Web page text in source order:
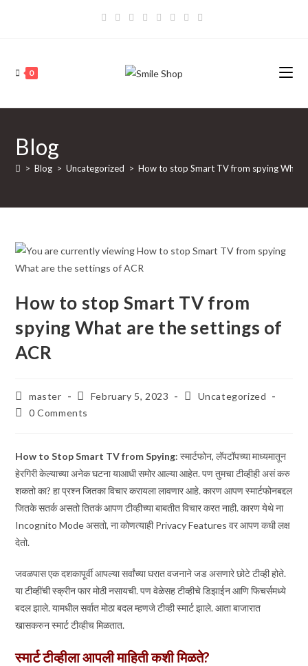
0
Blog
> Blog > Uncategorized > How to stop Smart TV from spying What
How to stop Smart TV from
spying What are the settings of
ACR
Post
author:
master
Post
published:
February 5, 2023
PostUncategorized
Post0 Comments
How to Stop Smart TV from Spying: स्मार्टफोन, लॅपटॉपच्या माध्यमातून
हेरगिरी केल्याच्या अनेक घटना याआधी समोर आल्या आहेत. पण तुमचा टीव्हीही असं करु
शकतो का? हा प्रश्न जितका विचार करायला लावणार आहे. कारण आपण स्मार्टफोनबद्दल
जितके सतर्क असतो तितकं आपण टीव्हीच्या बाबतीत विचार करत नाही. कारण येथे ना
Incognito Mode असतो, ना कोणत्याही Privacy Features वर आपण कधी लक्ष
देतो.
जवळपास एक दशकापूर्वी आपल्या सर्वांच्या घरात वजनाने जड असणारे छोटे टीव्ही होते.
या टीव्हींची स्क्रीन फार मोठी नसायची. पण वेळेसह टीव्हीचे डिझाईन आणि फिचर्समध्ये
बदल झाले. यामधील सर्वात मोठा बदल म्हणजे टीव्ही स्मार्ट झाले. आता बाजारात
खासकरुन स्मार्ट टीव्हीच मिळतात.
स्मार्ट टीव्हीला आपली माहिती कशी मिळते?